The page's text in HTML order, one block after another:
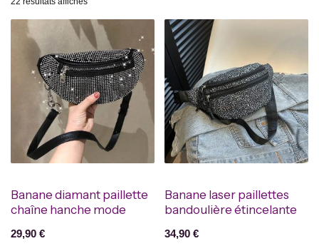
Banane diamant paillette
chaîne hanche mode
29,90 €
Banane laser paillettes
bandoulière étincelante
34,90 €